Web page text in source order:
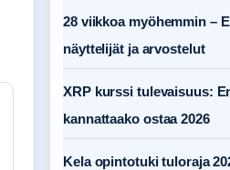
28 viikkoa myöhemmin –
näyttelijät ja arvostelut
XRP kurssi tulevaisuus:
kannattaako ostaa 2026
Kela opintotuki tuloraja